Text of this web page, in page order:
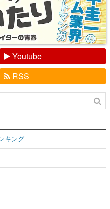
Youtube
RSS
キング